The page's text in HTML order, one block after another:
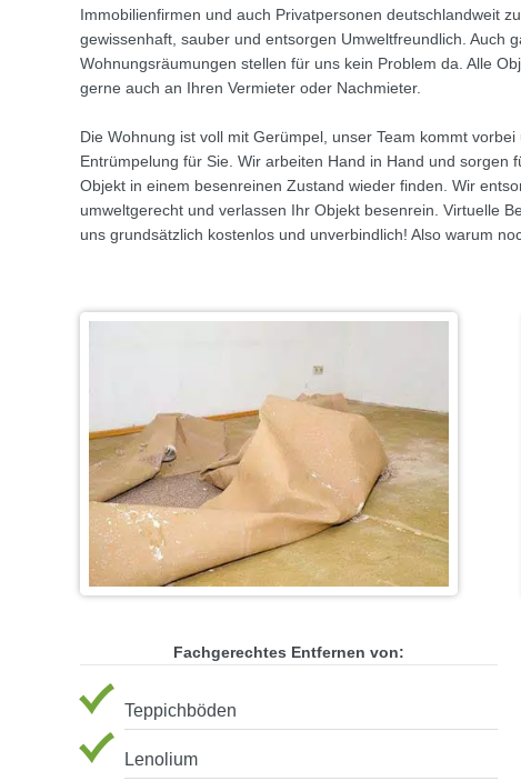
Immobilienfirmen und auch Privatpersonen deutschlandweit
gewissenhaft, sauber und entsorgen Umweltfreundlich. Auch
Wohnungsräumungen stellen für uns kein Problem da. Alle
gerne auch an Ihren Vermieter oder Nachmieter.
Die Wohnung ist voll mit Gerümpel, unser Team kommt
Entrümpelung für Sie. Wir arbeiten Hand in Hand und sorgen
Objekt in einem besenreinen Zustand wieder finden. Wir
umweltgerecht und verlassen Ihr Objekt besenrein. Virtuelle
uns grundsätzlich kostenlos und unverbindlich! Also warum
Fachgerechtes Entfernen von:
Teppichböden
Lenolium